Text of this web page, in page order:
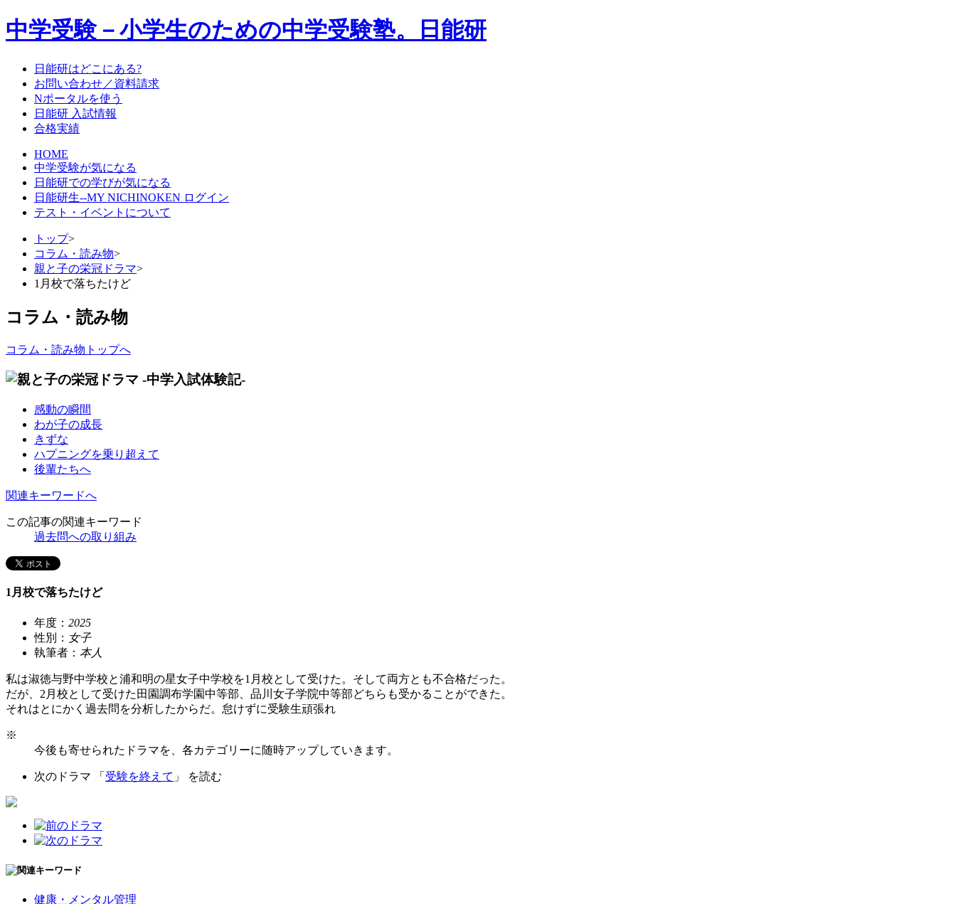
中学受験－小学生のための中学受験塾。日能研
日能研はどこにある?
お問い合わせ／資料請求
Nポータルを使う
日能研 入試情報
合格実績
HOME
中学受験が気になる
日能研での学びが気になる
日能研生--MY NICHINOKEN ログイン
テスト・イベントについて
トップ>
コラム・読み物>
親と子の栄冠ドラマ>
1月校で落ちたけど
コラム・読み物
コラム・読み物トップへ
感動の瞬間
わが子の成長
きずな
ハプニングを乗り超えて
後輩たちへ
関連キーワードへ
この記事の関連キーワード
過去問への取り組み
1月校で落ちたけど
年度： 2025
性別： 女子
執筆者： 本人
私は淑徳与野中学校と浦和明の星女子中学校を1月校として受けた。そして両方とも不合格だった。
だが、2月校として受けた田園調布学園中等部、品川女子学院中等部どちらも受かることができた。
それはとにかく過去問を分析したからだ。怠けずに受験生頑張れ
※
今後も寄せられたドラマを、各カテゴリーに随時アップしていきます。
次のドラマ 「 受験を終えて 」 を読む
健康・メンタル管理